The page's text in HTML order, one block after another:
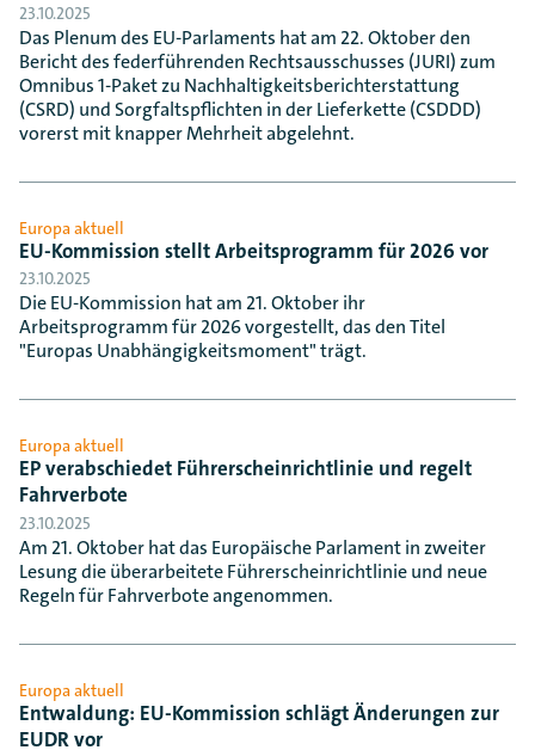
23.10.2025
Das Plenum des EU-Parlaments hat am 22. Oktober den
Bericht des federführenden Rechtsausschusses (JURI) zum
Omnibus 1-Paket zu Nachhaltigkeitsberichterstattung
(CSRD) und Sorgfaltspflichten in der Lieferkette (CSDDD)
vorerst mit knapper Mehrheit abgelehnt.
Europa aktuell
EU-Kommission stellt Arbeitsprogramm für 2026 vor
23.10.2025
Die EU-Kommission hat am 21. Oktober ihr
Arbeitsprogramm für 2026 vorgestellt, das den Titel
"Europas Unabhängigkeitsmoment" trägt.
Europa aktuell
EP verabschiedet Führerscheinrichtlinie und regelt
Fahrverbote
23.10.2025
Am 21. Oktober hat das Europäische Parlament in zweiter
Lesung die überarbeitete Führerscheinrichtlinie und neue
Regeln für Fahrverbote angenommen.
Europa aktuell
Entwaldung: EU-Kommission schlägt Änderungen zur
EUDR vor